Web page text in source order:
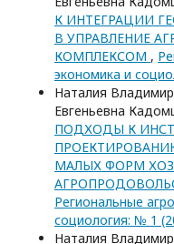
К ИНТЕГРАЦИИ
В УПРАВЛЕНИЕ
КОМПЛЕКСОМ ,
экономика и
Наталия
Евгеньевна
ПОДХОДЫ К
МАЛЫХ ФОРМ
Региональные
социология: № 1
Наталия